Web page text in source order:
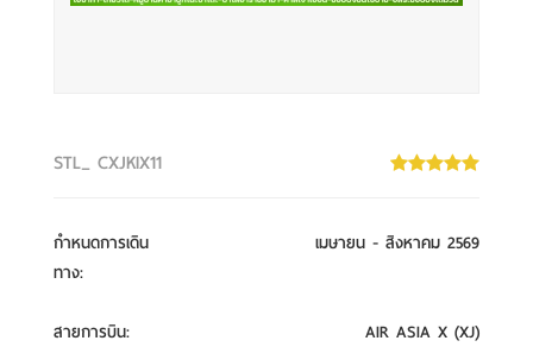
STL_ CXJKIX11
กำหนดการเดิน
ทาง:
เมษายน - สิงหาคม 2569
สายการบิน: AIR ASIA X (XJ)